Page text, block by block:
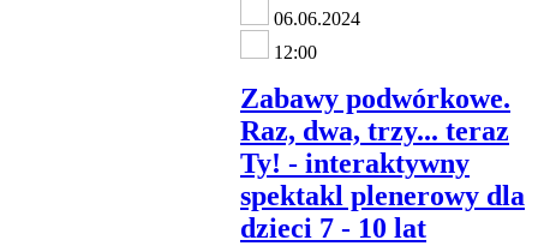
06.06.2024
12:00
Zabawy podwórkowe.
Raz, dwa, trzy... teraz
Ty! - interaktywny
spektakl plenerowy dla
dzieci 7 - 10 lat